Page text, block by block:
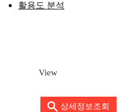
활용도 분석
View
상세정보조회